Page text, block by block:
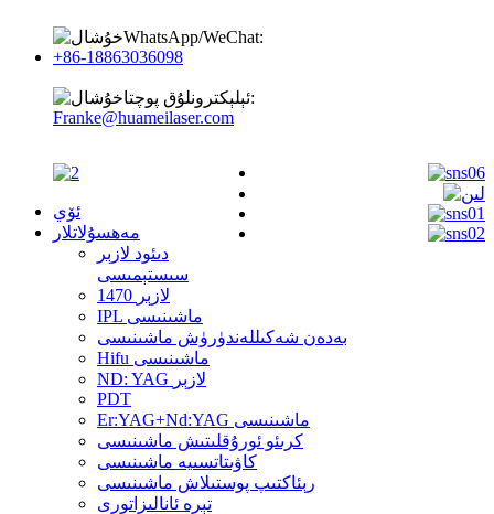
WhatsApp/WeChat:
+86-18863036098
ئېلېكترونلۇق پوچتا:
Franke@huameilaser.com
ئۆي
مەھسۇلاتلار
دىئود لازېر
سىستېمىسى
1470 لازېر
IPL ماشىنىسى
بەدەن شەكىللەندۈرۈش ماشىنىسى
Hifu ماشىنىسى
ND: YAG لازېر
PDT
Er:YAG+Nd:YAG ماشىنىسى
كرىئو ئورۇقلىتىش ماشىنىسى
كاۋىتاتسىيە ماشىنىسى
رېئاكتىپ پوستىلاش ماشىنىسى
تېرە ئانالىزاتورى